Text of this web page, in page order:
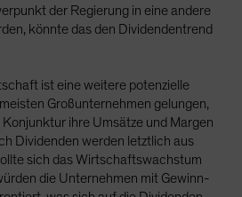
der Regierung in eine andere
könnte das den Dividendentrend
ist eine weitere potenzielle
Großunternehmen gelungen,
ihre Umsätze und Margen
Dividenden werden letztlich aus
sich das Wirtschaftswachstum
die Unternehmen mit Gewinn-